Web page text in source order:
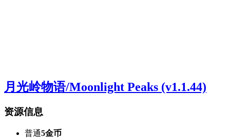
月光岭物语/Moonlight Peaks (v1.1.44)
资源信息
普通5金币